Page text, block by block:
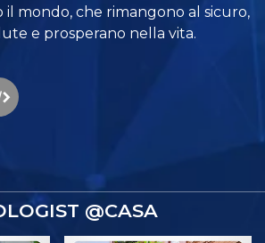
mondo, che rimangono al sicuro,
e prosperano nella vita.
@CASA